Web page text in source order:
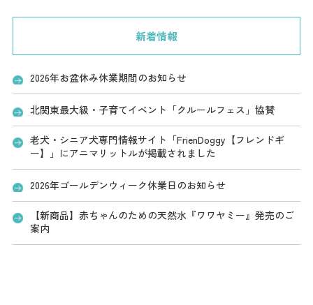
新着情報
2026年お盆休み休業期間のお知らせ
北関東最大級・子育てイベント「クルールフェス」協賛
老犬・シニア犬専門情報サイト「FrienDoggy【フレンドギ
ー】」にアニマリットルが掲載されました
2026年ゴールデンウィーク休業日のお知らせ
【新商品】赤ちゃんのための天然水『ワワヤミー』発売のご
案内